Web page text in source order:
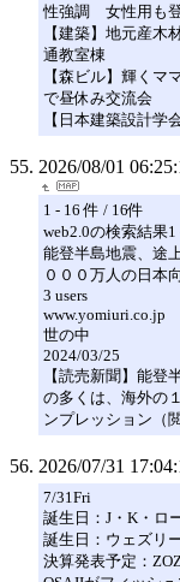
性強調 女性用も登
【建築】地元産
通教室棟
【森ビル】輝く
で昼休み交流会
【日本建築設計学
2026/08/01
1 - 16 件 / 16件
web2.0の検索結果1
能登半島地震、途
０００万人の日本
3 users
www.yomiuri.co.jp
世の中
2024/03/25
【読売新聞】能登
の多くは、海外の
ンプレッション（
2026/07/31
7/31Fri
誕生日：J・K・ロ
誕生日：ウェズリ
決算発表予定：